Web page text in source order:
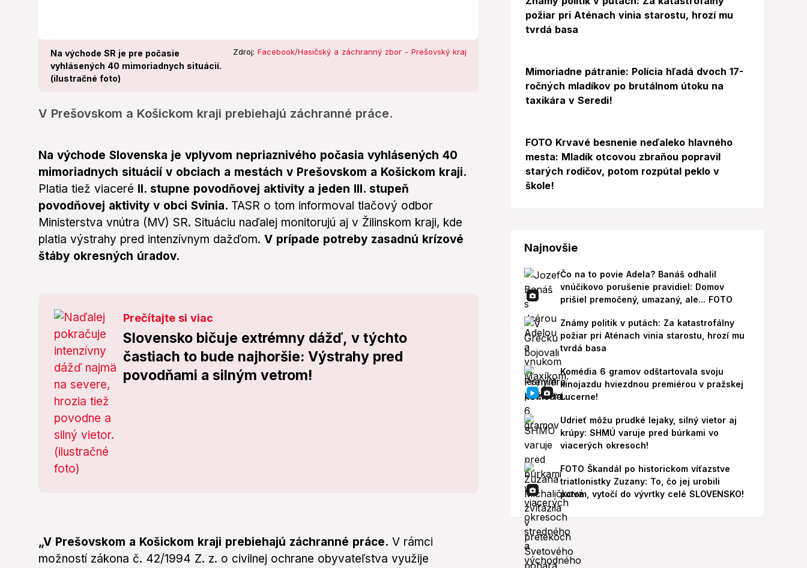
Na východe SR je pre počasie
vyhlásených 40 mimoriadnych situácií.
(ilustračné foto)
Zdroj: Facebook/Hasičský a záchranný zbor - Prešovský kraj
V Prešovskom a Košickom kraji prebiehajú záchranné práce.
Na východe Slovenska je vplyvom nepriaznivého počasia vyhlásených 40
mimoriadnych situácií v obciach a mestách v Prešovskom a Košickom kraji.
Platia tiež viaceré II. stupne povodňovej aktivity a jeden III. stupeň
povodňovej aktivity v obci Svinia. TASR o tom informoval tlačový odbor
Ministerstva vnútra (MV) SR. Situáciu naďalej monitorujú aj v Žilinskom kraji, kde
platia výstrahy pred intenzívnym dažďom. V prípade potreby zasadnú krízové
štáby okresných úradov.
Prečítajte si viac
Slovensko bičuje extrémny dážď, v týchto
častiach to bude najhoršie: Výstrahy pred
povodňami a silným vetrom!
„V Prešovskom a Košickom kraji prebiehajú záchranné práce. V rámci
možností zákona č. 42/1994 Z. z. o civilnej ochrane obyvateľstva využije
požiar pri Aténach vinia starostu, hrozí mu
tvrdá basa
Mimoriadne pátranie: Polícia hľadá dvoch 17-
ročných mladíkov po brutálnom útoku na
taxikára v Seredi!
Foto
FOTO Krvavé besnenie neďaleko hlavného
mesta: Mladík otcovou zbraňou popravil
starých rodičov, potom rozpútal peklo v
škole!
Najnovšie
Čo na to povie Adela? Banáš odhalil
vnúčikovo porušenie pravidiel: Domov
prišiel premočený, umazaný, ale... FOTO
Známy politik v putách: Za katastrofálny
požiar pri Aténach vinia starostu, hrozí mu
tvrdá basa
Komédia 6 gramov odštartovala svoju
kinojazdu hviezdnou premiérou v pražskej
Lucerne!
Udrieť môžu prudké lejaky, silný vietor aj
krúpy: SHMÚ varuje pred búrkami vo
viacerých okresoch!
FOTO Škandál po historickom víťazstve
triatlonistky Zuzany: To, čo jej urobili
potom, vytočí do vývrtky celé SLOVENSKO!